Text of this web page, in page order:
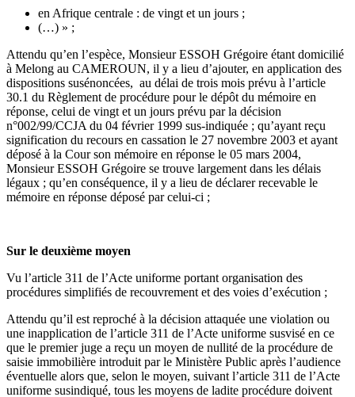
en Afrique centrale : de vingt et un jours ;
(…) » ;
Attendu qu’en l’espèce, Monsieur ESSOH Grégoire étant domicilié
à Melong au CAMEROUN, il y a lieu d’ajouter, en application des
dispositions susénoncées, au délai de trois mois prévu à l’article
30.1 du Règlement de procédure pour le dépôt du mémoire en
réponse, celui de vingt et un jours prévu par la décision
n°002/99/CCJA du 04 février 1999 sus-indiquée ; qu’ayant reçu
signification du recours en cassation le 27 novembre 2003 et ayant
déposé à la Cour son mémoire en réponse le 05 mars 2004,
Monsieur ESSOH Grégoire se trouve largement dans les délais
légaux ; qu’en conséquence, il y a lieu de déclarer recevable le
mémoire en réponse déposé par celui-ci ;
Sur le deuxième moyen
Vu l’article 311 de l’Acte uniforme portant organisation des
procédures simplifiés de recouvrement et des voies d’exécution ;
Attendu qu’il est reproché à la décision attaquée une violation ou
une inapplication de l’article 311 de l’Acte uniforme susvisé en ce
que le premier juge a reçu un moyen de nullité de la procédure de
saisie immobilière introduit par le Ministère Public après l’audience
éventuelle alors que, selon le moyen, suivant l’article 311 de l’Acte
uniforme susindiqué, tous les moyens de ladite procédure doivent